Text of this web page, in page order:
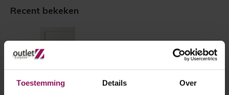
Toestemming Details Over
Recent bekeken